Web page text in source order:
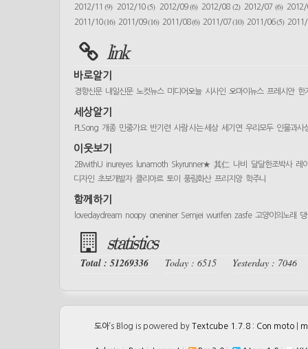
2012/11(9) 2012/10(5) 2012/09(6) 2012/08 (2) 2012/07 (6)
2011/10(16) 2011/09(16) 2011/08(6) 2011/07(10) 2011/06(5)
link
바로알기
경향신문 내일신문 노컷뉴스 미디어오늘 시사인 오마이뉴스 프레시안 한
세상알기
PLSong 개종 민중가요 반기련 사람 사는 세상 세기연 우리모두 인물과사
이웃보기
2BwithU inureyes lunamoth Skyrunner★ 其仁 나비 달달한조박사 레
디자인 초보개발자 클리아르 토이 풍림화산 프리지앙 학주니
함께하기
lovedaydream noopy oneniner Semjei wurifen zasfe 고양이의노래
statistics
Total : 51269336 Today : 6515 Yesterday : 7046
도아’s Blog is powered by Textcube 1.7.8 : Con moto